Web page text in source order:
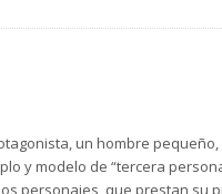
un hombre
y modelo de “tercera
personajes, que prestan su